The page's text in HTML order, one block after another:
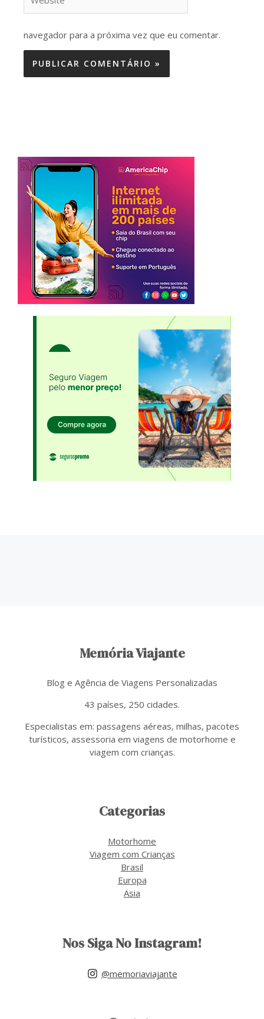
navegador para a próxima vez que eu comentar.
Memória Viajante
Blog e Agência de Viagens Personalizadas
43 países, 250 cidades.
Especialistas em: passagens aéreas, milhas, pacotes
turísticos, assessoria em viagens de motorhome e
viagem com crianças.
Categorias
Motorhome
Viagem com Crianças
Brasil
Europa
Asia
Nos Siga No Instagram!
@memoriaviajante